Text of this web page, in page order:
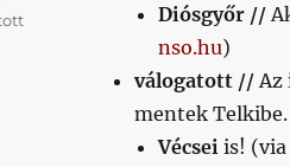
Diósgyőr //
nso.hu)
válogatott //Az
mentek Telkibe.
Vécsei is! (via